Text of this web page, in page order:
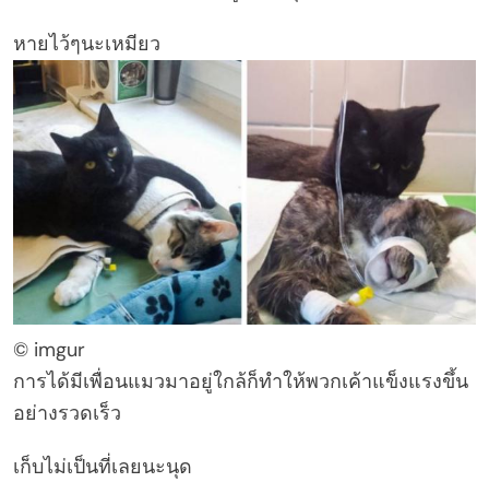
หายไว้ๆนะเหมียว
© imgur
การได้มีเพื่อนแมวมาอยู่ใกล้ก็ทำให้พวกเค้าแข็งแรงขึ้น
อย่างรวดเร็ว
เก็บไม่เป็นที่เลยนะนุด